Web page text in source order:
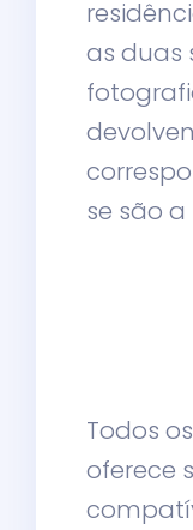
as duas
se são
Todos
oferece